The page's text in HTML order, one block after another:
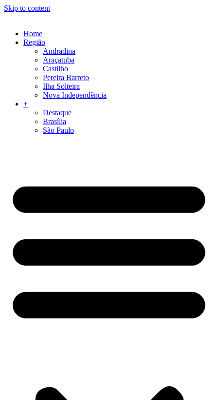
Skip to content
Home
Região
Andradina
Araçatuba
Castilho
Pereira Barreto
Ilha Solteira
Nova Independência
+
Destaque
Brasília
São Paulo